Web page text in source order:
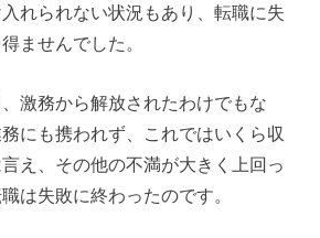
れられない状況もあり、転職に失
ませんでした。
激務から解放されたわけでもな
にも携われず、これではいくら収
え、その他の不満が大きく上回っ
は失敗に終わったのです。